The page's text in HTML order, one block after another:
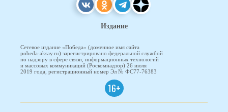
Издание
Сетевое издание «Победа» (доменное имя сайта
pobeda-aksay.ru) зарегистрировано федеральной службой
по надзору в сфере связи, информационных технологий
и массовых коммуникаций (Роскомнадзор) 26 июля
2019 года, регистрационный номер Эл № ФС77-76383
16+